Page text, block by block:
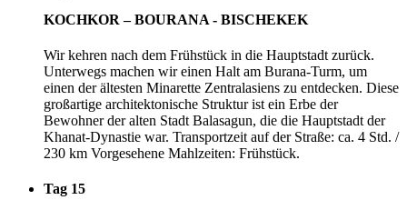
KOCHKOR – BOURANA - BISCHEKEK
Wir kehren nach dem Frühstück in die Hauptstadt zurück.
Unterwegs machen wir einen Halt am Burana-Turm, um
einen der ältesten Minarette Zentralasiens zu entdecken. Diese
großartige architektonische Struktur ist ein Erbe der
Bewohner der alten Stadt Balasagun, die die Hauptstadt der
Khanat-Dynastie war. Transportzeit auf der Straße: ca. 4 Std. /
230 km Vorgesehene Mahlzeiten: Frühstück.
Tag 15